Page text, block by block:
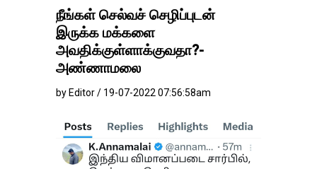
நீங்கள் செல்வச் செழிப்புடன்
இருக்க மக்களை
அவதிக்குள்ளாக்குவதா?-
அண்ணாமலை
by Editor / 19-07-2022 07:56:58am